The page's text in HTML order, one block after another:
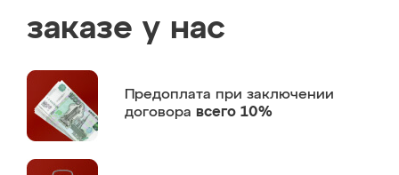
заказе у нас
Предоплата при заключении
договора всего 10%